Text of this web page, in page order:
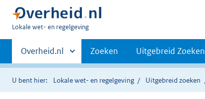
U
hier:
Lokale wet- en regelgeving
Primaire
navigatie
Andere
sites
binnen
Overheid.nl Zoeken Uitgebreid Zoeken
U bent hier: Lokale wet- en regelgeving Uitgebreid zoeken